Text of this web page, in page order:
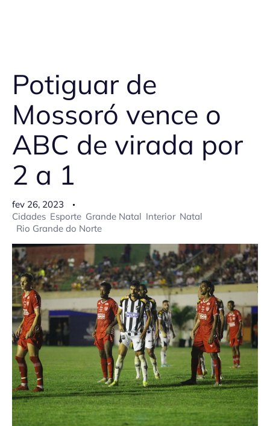
Potiguar de
Mossoró vence o
ABC de virada por
2 a 1
fev 26, 2023
Cidades Esporte Grande Natal Interior Natal
Rio Grande do Norte